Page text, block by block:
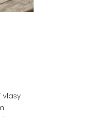
vlasy